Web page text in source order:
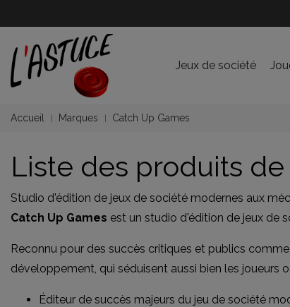
Jeux de société
Accueil Marques Catch Up Games
Liste des produits
Studio d'édition de jeux de société modernes aux
Catch Up Games est un studio d'édition de jeux de
Reconnu pour des succès critiques et publics comme
développement, qui séduisent aussi bien les joueurs
Éditeur de succès majeurs du jeu de société